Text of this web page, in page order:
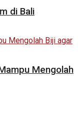
di Bali
Mengolah